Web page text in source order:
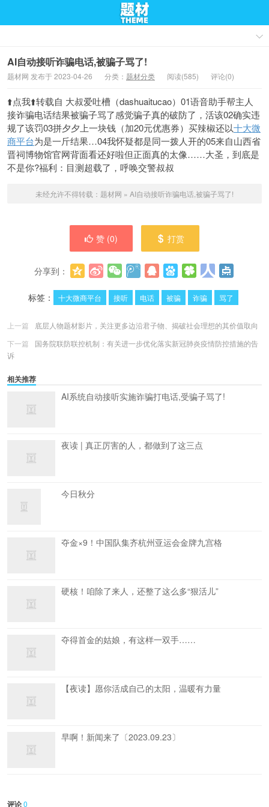
AI自动接听诈骗电话,被骗子骂了!
题材网 发布于 2023-04-26 分类： 题材分类 阅读(585) 评论(0)
⬆️点我⬆️转载自 大叔爱吐槽（dashuaitucao）01语音助手帮主人
接诈骗电话结果被骗子骂了感觉骗子真的破防了，活该02确实违
规了该罚03拼夕夕上一块钱（加20元优惠券）买辣椒还以十大微
商平台为是一斤结果…04我怀疑都是同一拨人开的05来自山西省
晋祠博物馆官网背面看还好啦但正面真的太像……大圣，到底是
不是你?福利：目测超载了，呼唤交警叔叔
未经允许不得转载： 题材网 » AI自动接听诈骗电话,被骗子骂了!
赞 (0) 打赏
分享到：
标签：
十大微商平台 接听 电话 被骗 诈骗 骂了
上一篇
底层人物题材影片，关注更多边沿君子物、揭破社会理想的其价值取向
下一篇
国务院联防联控机制：有关进一步优化落实新冠肺炎疫情防控措施的告
诉
相关推荐
AI系统自动接听实施诈骗打电话,受骗子骂了!
夜读 | 真正厉害的人，都做到了这三点
今日秋分
夺金×9！中国队集齐杭州亚运会金牌九宫格
硬核！咱除了来人，还整了这么多“狠活儿”
夺得首金的姑娘，有这样一双手……
【夜读】愿你活成自己的太阳，温暖有力量
早啊！新闻来了〔2023.09.23〕
评论0